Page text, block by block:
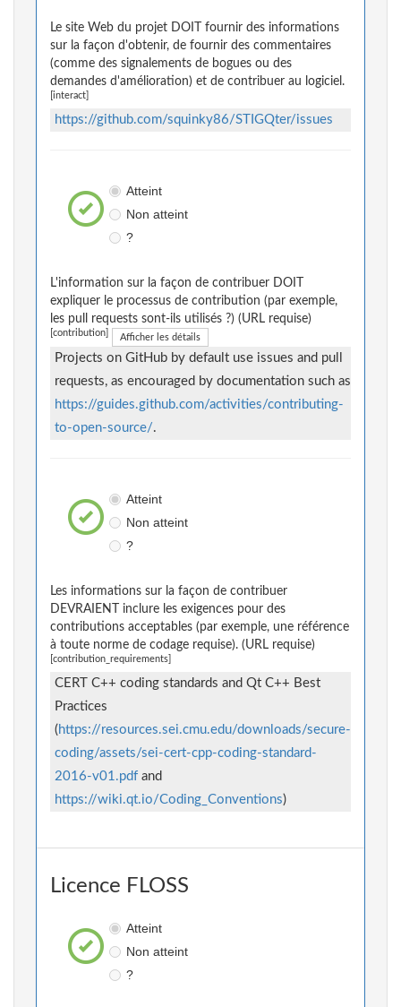
Le site Web du projet DOIT fournir des informations
sur la façon d'obtenir, de fournir des commentaires
(comme des signalements de bogues ou des
demandes d'amélioration) et de contribuer au logiciel.
[interact]
https://github.com/squinky86/STIGQter/issues
Atteint
Non atteint
?
L'information sur la façon de contribuer DOIT
expliquer le processus de contribution (par exemple,
les pull requests sont-ils utilisés ?) (URL requise)
[contribution] Afficher les détails
Projects on GitHub by default use issues and pull
requests, as encouraged by documentation such as
https://guides.github.com/activities/contributing-
to-open-source/.
Atteint
Non atteint
?
Les informations sur la façon de contribuer
DEVRAIENT inclure les exigences pour des
contributions acceptables (par exemple, une référence
à toute norme de codage requise). (URL requise)
[contribution_requirements]
CERT C++ coding standards and Qt C++ Best
Practices
( https://resources.sei.cmu.edu/downloads/secure-
coding/assets/sei-cert-cpp-coding-standard-
2016-v01.pdf and
https://wiki.qt.io/Coding_Conventions)
Licence FLOSS
Atteint
Non atteint
?